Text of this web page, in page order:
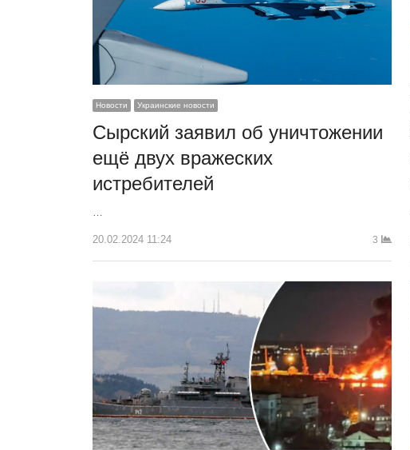
Новости Украинские новости
Сырский заявил об уничтожении
ещё двух вражеских
истребителей
20.02.2024 11:24 3